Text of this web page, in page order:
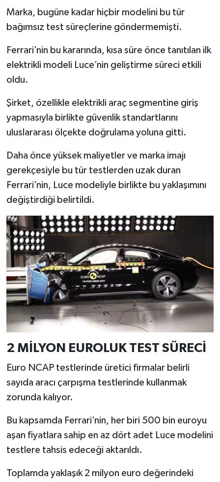
Marka, bugüne kadar hiçbir modelini bu tür
bağımsız test süreçlerine göndermemişti.
Ferrari’nin bu kararında, kısa süre önce tanıtılan ilk
elektrikli modeli Luce’nin geliştirme süreci etkili
oldu.
Şirket, özellikle elektrikli araç segmentine giriş
yapmasıyla birlikte güvenlik standartlarını
uluslararası ölçekte doğrulama yoluna gitti.
Daha önce yüksek maliyetler ve marka imajı
gerekçesiyle bu tür testlerden uzak duran
Ferrari’nin, Luce modeliyle birlikte bu yaklaşımını
değiştirdiği belirtildi.
2 MİLYON EUROLUK TEST SÜRECİ
Euro NCAP testlerinde üretici firmalar belirli
sayıda aracı çarpışma testlerinde kullanmak
zorunda kalıyor.
Bu kapsamda Ferrari’nin, her biri 500 bin euroyu
aşan fiyatlara sahip en az dört adet Luce modelini
testlere tahsis edeceği aktarıldı.
Toplamda yaklaşık 2 milyon euro değerindeki
Magazin
Otomobil
Politika
Rüya Tabirleri
Sağlık
Şaphane
Simav
Siyaset
Spor
Tavşanlı
Teknoloji
Türkiye
Video Galeri
Yaşam
Yemek Tarifleri